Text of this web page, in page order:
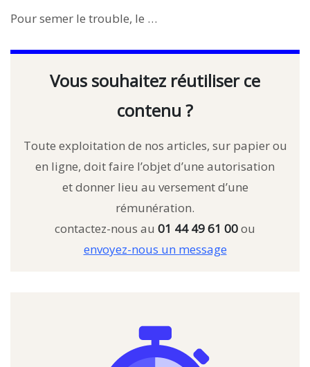
Pour semer le trouble, le …
Vous souhaitez réutiliser ce
contenu ?
Toute exploitation de nos articles, sur papier ou
en ligne, doit faire l’objet d’une autorisation
et donner lieu au versement d’une
rémunération.
contactez-nous au 01 44 49 61 00ou
envoyez-nous un message